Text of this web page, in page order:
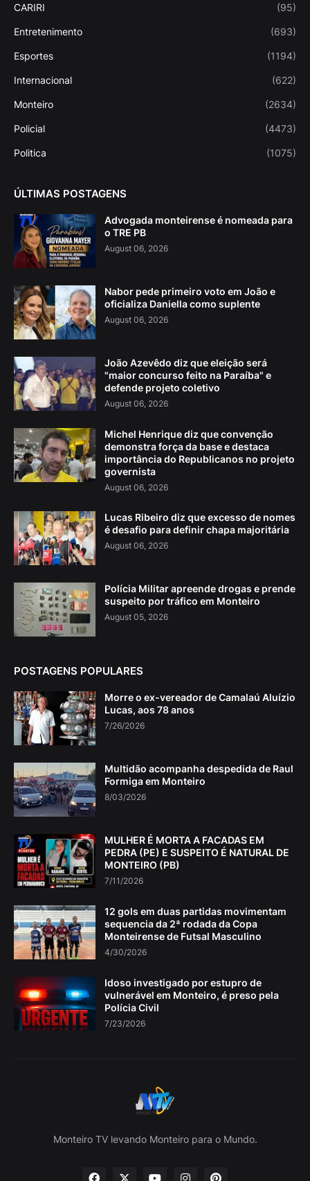
CARIRI (95)
Entretenimento (693)
Esportes (1194)
Internacional (622)
Monteiro (2634)
Policial (4473)
Politica (1075)
ÚLTIMAS POSTAGENS
Advogada monteirense é nomeada para
o TRE PB
August 06, 2026
Nabor pede primeiro voto em João e
oficializa Daniella como suplente
August 06, 2026
João Azevêdo diz que eleição será
"maior concurso feito na Paraíba" e
defende projeto coletivo
August 06, 2026
Michel Henrique diz que convenção
demonstra força da base e destaca
importância do Republicanos no projeto
governista
August 06, 2026
Lucas Ribeiro diz que excesso de nomes
é desafio para definir chapa majoritária
August 06, 2026
Polícia Militar apreende drogas e prende
suspeito por tráfico em Monteiro
August 05, 2026
POSTAGENS POPULARES
Morre o ex-vereador de Camalaú Aluízio
Lucas, aos 78 anos
7/26/2026
Multidão acompanha despedida de Raul
Formiga em Monteiro
8/03/2026
MULHER É MORTA A FACADAS EM
PEDRA (PE) E SUSPEITO É NATURAL DE
MONTEIRO (PB)
7/11/2026
12 gols em duas partidas movimentam
sequencia da 2ª rodada da Copa
Monteirense de Futsal Masculino
4/30/2026
Idoso investigado por estupro de
vulnerável em Monteiro, é preso pela
Polícia Civil
7/23/2026
Monteiro TV levando Monteiro para o Mundo.